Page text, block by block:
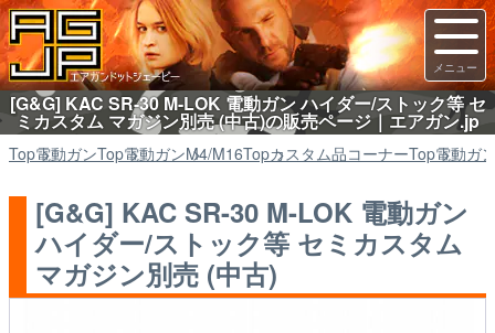
[G&G] KAC SR-30 M-LOK 電動ガン ハイダー/ストック等 セ
ミカスタム マガジン別売 (中古)の販売ページ｜エアガン.jp
Top電動ガンTop電動ガンM4/M16Topカスタム品コーナーTop電動ガ
[G&G] KAC SR-30 M-LOK 電動ガン
ハイダー/ストック等 セミカスタム
マガジン別売 (中古)